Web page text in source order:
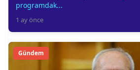
programdak...
1 ay önce
Gündem